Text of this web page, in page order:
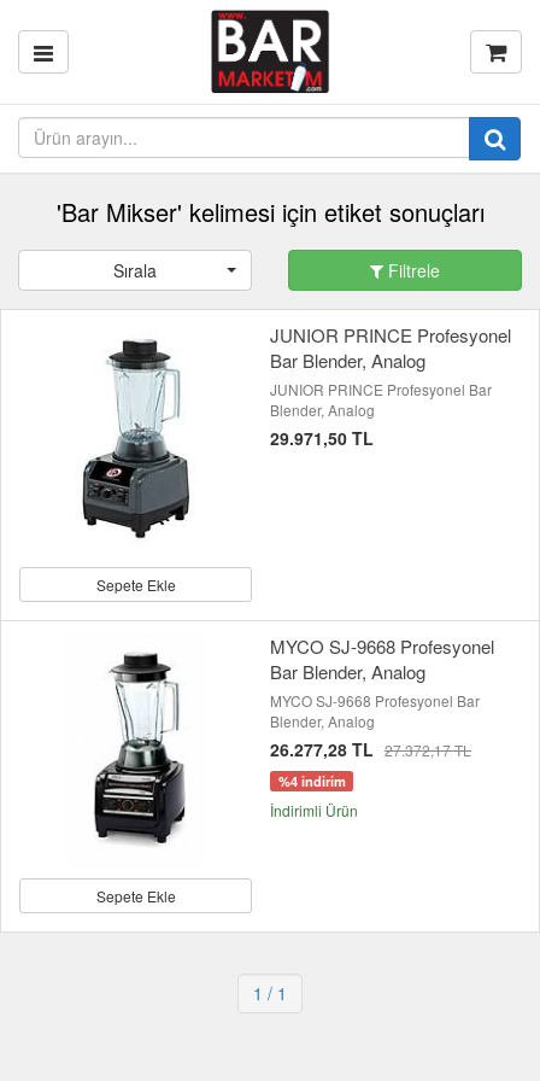
'Bar Mikser' kelimesi için etiket sonuçları
Sırala Filtrele
Sepete Ekle
JUNIOR PRINCE Profesyonel
Bar Blender, Analog
JUNIOR PRINCE Profesyonel Bar
Blender, Analog
29.971,50 TL
Sepete Ekle
MYCO SJ-9668 Profesyonel
Bar Blender, Analog
MYCO SJ-9668 Profesyonel Bar
Blender, Analog
26.277,28 TL 27.372,17 TL
%4 indirim
İndirimli Ürün
1 / 1